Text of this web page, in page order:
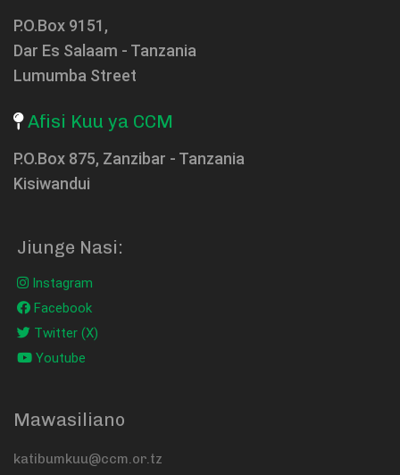
P.O.Box 9151,
Dar Es Salaam - Tanzania
Lumumba Street
Afisi Kuu ya CCM
P.O.Box 875, Zanzibar - Tanzania
Kisiwandui
Jiunge Nasi:
Instagram
Facebook
Twitter (X)
Youtube
Mawasiliano